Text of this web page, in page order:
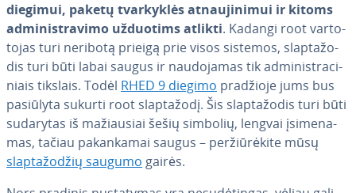
diegimui, paketų tvar­kyk­lės at­nau­ji­ni­mui ir kitoms
ad­mi­nist­ra­vi­mo užduotims atlikti. Kadangi root var­to­
to­jas turi neribotą prieigą prie visos sistemos, slap­ta­žo­
dis turi būti labai saugus ir nau­do­ja­mas tik ad­mi­nist­ra­ci­
niais tikslais. Todėl RHED 9 diegimo pradžioje jums bus
pasiūlyta sukurti root slap­ta­žo­dį. Šis slap­ta­žo­dis turi būti
sudarytas iš ma­žiau­siai šešių simbolių, lengvai įsi­me­na­
mas, tačiau pa­kan­ka­mai saugus – per­žiū­rė­ki­te mūsų
slap­ta­žo­džių saugumo gairės.